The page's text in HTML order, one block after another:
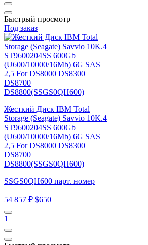
Быстрый просмотр
Под заказ
Жесткий Диск IBM Total
Storage (Seagate) Savvio 10K.4
ST9600204SS 600Gb
(U600/10000/16Mb) 6G SAS
2,5 For DS8000 DS8300
DS8700
DS8800(SSGS0QH600)
SSGS0QH600 парт. номер
54 857 ₽ $650
1